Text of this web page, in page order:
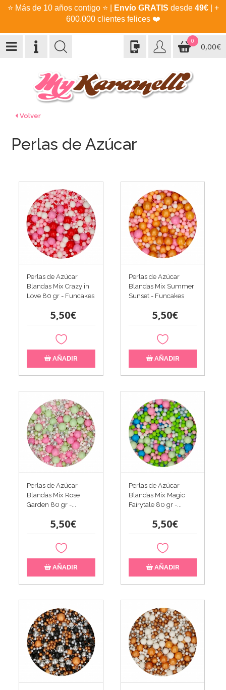
⭐ Más de 10 años contigo ⭐ Envío GRATIS desde 49€| +
600.000 clientes felices ❤️
0
0,00€
Volver
Perlas de Azúcar
Perlas de Azúcar
Blandas Mix Crazy in
Love 80 gr - Funcakes
5,50€
AÑADIR
Perlas de Azúcar
Blandas Mix Summer
Sunset - Funcakes
5,50€
AÑADIR
Perlas de Azúcar
Blandas Mix Rose
Garden 80 gr -...
5,50€
AÑADIR
Perlas de Azúcar
Blandas Mix Magic
Fairytale 80 gr -...
5,50€
AÑADIR